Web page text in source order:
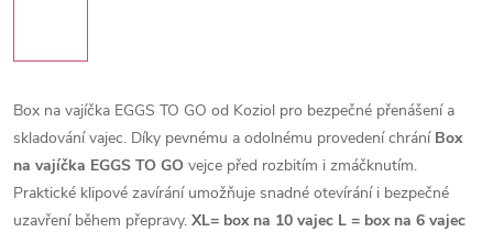
Box na vajíčka EGGS TO GO od Koziol pro bezpečné přenášení a
skladování vajec. Díky pevnému a odolnému provedení chrání Box
na vajíčka EGGS TO GO vejce před rozbitím i zmáčknutím.
Praktické klipové zavírání umožňuje snadné otevírání i bezpečné
uzavření během přepravy. XL= box na 10 vajec L = box na 6 vajec